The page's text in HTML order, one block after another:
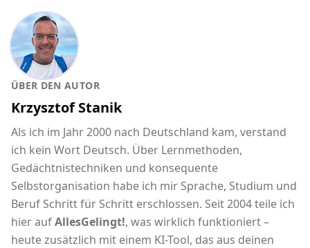
ÜBER DEN AUTOR
Krzysztof Stanik
Als ich im Jahr 2000 nach Deutschland kam, verstand
ich kein Wort Deutsch. Über Lernmethoden,
Gedächtnistechniken und konsequente
Selbstorganisation habe ich mir Sprache, Studium und
Beruf Schritt für Schritt erschlossen. Seit 2004 teile ich
hier aufAllesGelingt!, was wirklich funktioniert –
heute zusätzlich mit einem KI-Tool, das aus deinen